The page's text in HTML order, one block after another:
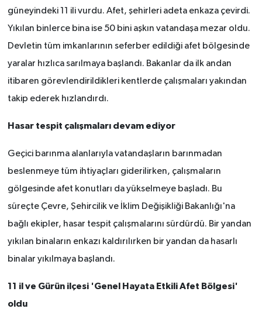
güneyindeki 11 ili vurdu. Afet, şehirleri adeta enkaza çevirdi.
Yıkılan binlerce bina ise 50 bini aşkın vatandaşa mezar oldu.
Devletin tüm imkanlarının seferber edildiği afet bölgesinde
yaralar hızlıca sarılmaya başlandı. Bakanlar da ilk andan
itibaren görevlendirildikleri kentlerde çalışmaları yakından
takip ederek hızlandırdı.
Hasar tespit çalışmaları devam ediyor
Geçici barınma alanlarıyla vatandaşların barınmadan
beslenmeye tüm ihtiyaçları giderilirken, çalışmaların
gölgesinde afet konutları da yükselmeye başladı. Bu
süreçte Çevre, Şehircilik ve İklim Değişikliği Bakanlığı'na
bağlı ekipler, hasar tespit çalışmalarını sürdürdü. Bir yandan
yıkılan binaların enkazı kaldırılırken bir yandan da hasarlı
binalar yıkılmaya başlandı.
11 il ve Gürün ilçesi 'Genel Hayata Etkili Afet Bölgesi'
oldu